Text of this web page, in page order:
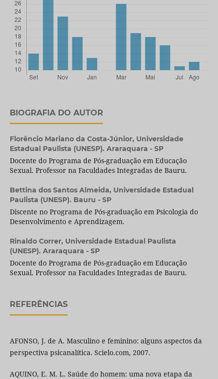
BIOGRAFIA DO AUTOR
Florêncio Mariano da Costa-Júnior, Universidade
Estadual Paulista (UNESP). Araraquara - SP
Docente do Programa de Pós-graduação em Educação
Sexual. Professor na Faculdades Integradas de Bauru.
Bettina dos Santos Almeida, Universidade Estadual
Paulista (UNESP). Bauru - SP
Discente no Programa de Pós-graduação em Psicologia do
Desenvolvimento e Aprendizagem.
Rinaldo Correr, Universidade Estadual Paulista
(UNESP). Araraquara - SP
Docente do Programa de Pós-graduação em Educação
Sexual. Professor na Faculdades Integradas de Bauru.
REFERÊNCIAS
AFONSO, J. de A. Masculino e feminino: alguns aspectos da
perspectiva psicanalítica. Scielo.com, 2007.
AQUINO, E. M. L. Saúde do homem: uma nova etapa da